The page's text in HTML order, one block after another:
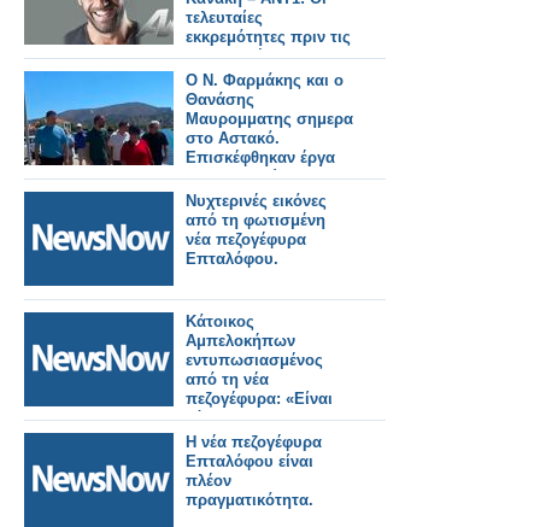
τελευταίες
εκκρεμότητες πριν τις
υπογραφές...
Ο Ν. Φαρμάκης και ο
Θανάσης
Μαυρομματης σημερα
στο Αστακό.
Επισκέφθηκαν έργα
που εκτελούνται στην
περιοχή και
συναντήθηκαν με
φορείς και πολίτες
(φωτο-βιντεο)
Νυχτερινές εικόνες
από τη φωτισμένη
νέα πεζογέφυρα
Επταλόφου.
Κάτοικος
Αμπελοκήπων
εντυπωσιασμένος
από τη νέα
πεζογέφυρα: «Είναι
κόσμημα για την
πόλη»
Η νέα πεζογέφυρα
Επταλόφου είναι
πλέον
πραγματικότητα.